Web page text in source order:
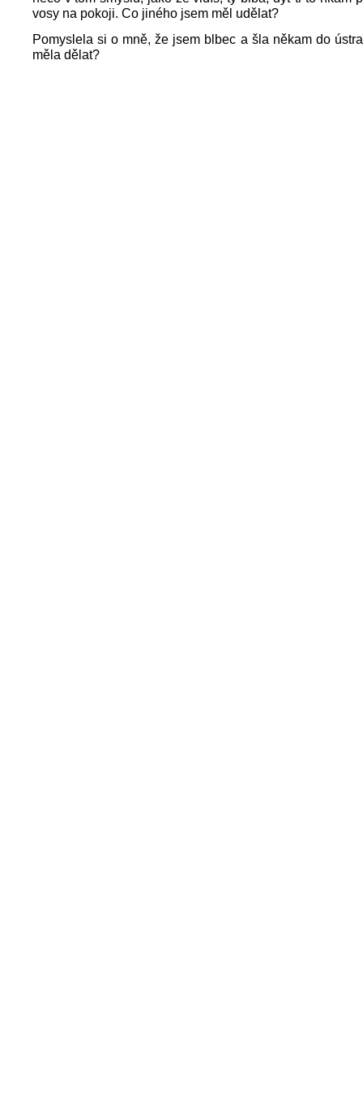
vosy na pokoji. Co jiného jsem měl udělat?
Pomyslela si o mně, že jsem blbec a šla někam do
měla dělat?